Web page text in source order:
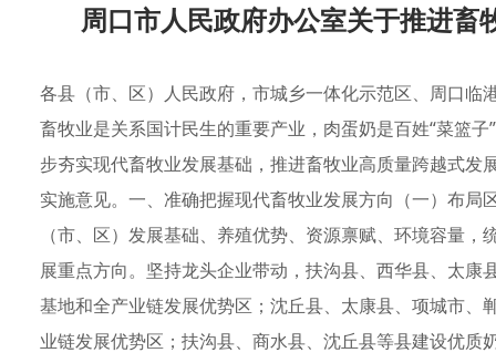
周口市人民政府办公室关于推进
各县（市、区）人民政府，市城乡一体化示范区、周口
畜牧业是关系国计民生的重要产业，肉蛋奶是百姓“菜篮
步夯实现代畜牧业发展基础，推进畜牧业高质量跨越式
实施意见。一、准确把握现代畜牧业发展方向（一）布
（市、区）发展基础、养殖优势、资源禀赋、环境容量
展重点方向。坚持龙头企业带动，扶沟县、西华县、太
基地和全产业链发展优势区；沈丘县、太康县、项城市
业链发展优势区；扶沟县、商水县、沈丘县等县建设优